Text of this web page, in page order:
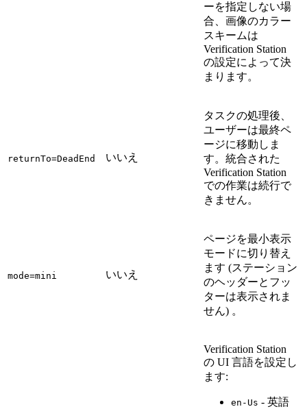
ーを指定しない場
合、画像のカラー
スキームは
Verification Station
の設定によって決
まります。
returnTo=DeadEnd いいえ
タスクの処理後、
ユーザーは最終ペ
ージに移動しま
す。統合された
Verification Station
での作業は続行で
きません。
mode=mini いいえ
ページを最小表示
モードに切り替え
ます (ステーション
のヘッダーとフッ
ターは表示されま
せん) 。
Verification Station
の UI 言語を設定し
ます:
en-Us - 英語